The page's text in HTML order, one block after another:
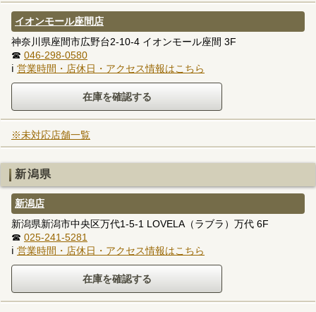
イオンモール座間店
神奈川県座間市広野台2-10-4 イオンモール座間 3F
☎ 046-298-0580
ℹ 営業時間・店休日・アクセス情報はこちら
※未対応店舗一覧
新潟県
新潟店
新潟県新潟市中央区万代1-5-1 LOVELA（ラブラ）万代 6F
☎ 025-241-5281
ℹ 営業時間・店休日・アクセス情報はこちら